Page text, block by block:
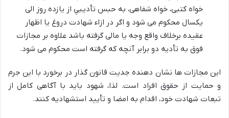
خواه کتبی، خواه شفاهی، به حبس تأديبي از يازده روز الی
يکسال محکوم می شود و اگر در ازاء شهادت دروغ يا اظهار
عقيده برخلاف واقع وجه يا مالی گرفته باشد علاوه بر مجازات
فوق به تأديه دو برابر آنچه که گرفته است محکوم می شود.
این مجازات ها نشان دهنده جدیت قانون گذار در برخورد با این جرم
و حمایت از حقوق افراد است. لذا، شهود باید با آگاهی کامل از
تبعات شهادت خود، اقدام به امضا و تأیید استشهادیه کنند.